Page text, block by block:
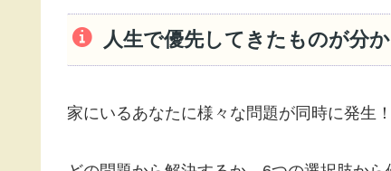
人生で優先してきたものが分
家にいるあなたに様々な問題が同時に発生！